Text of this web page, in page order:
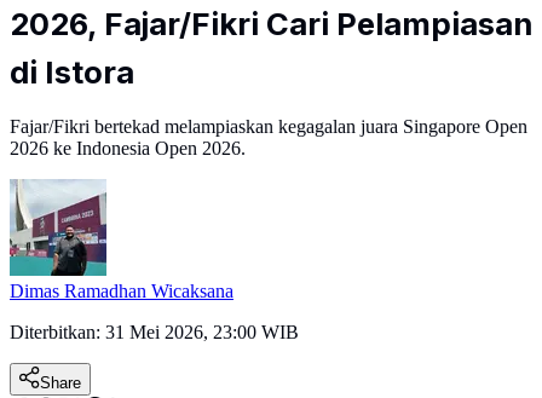
2026, Fajar/Fikri Cari Pelampiasan
di Istora
Fajar/Fikri bertekad melampiaskan kegagalan juara Singapore Open
2026 ke Indonesia Open 2026.
Dimas Ramadhan Wicaksana
Diterbitkan: 31 Mei 2026, 23:00 WIB
Share